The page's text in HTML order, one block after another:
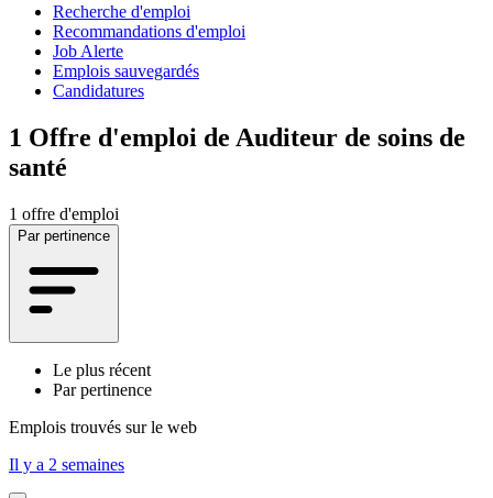
Recherche d'emploi
Recommandations d'emploi
Job Alerte
Emplois sauvegardés
Candidatures
1 Offre d'emploi de Auditeur de soins de
santé
1 offre d'emploi
Par pertinence
Le plus récent
Par pertinence
Emplois trouvés sur le web
Il y a 2 semaines